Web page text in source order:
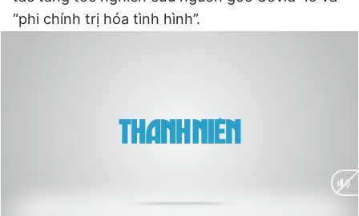
0908 780 404
Chính sách bảo
Tổng biên tập: Nguyễn Ngọc Toàn
“phi chính trị hóa tình hình”.